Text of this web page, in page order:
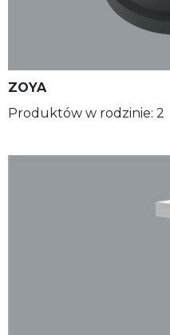
ZOYA
Produktów w rodzinie: 2